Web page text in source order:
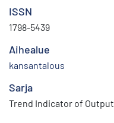
ISSN
1798-5439
Aihealue
kansantalous
Sarja
Trend Indicator of Output